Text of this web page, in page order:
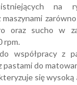
na
oraz sucho w
rpm.
współpracy z
do
się wysoką